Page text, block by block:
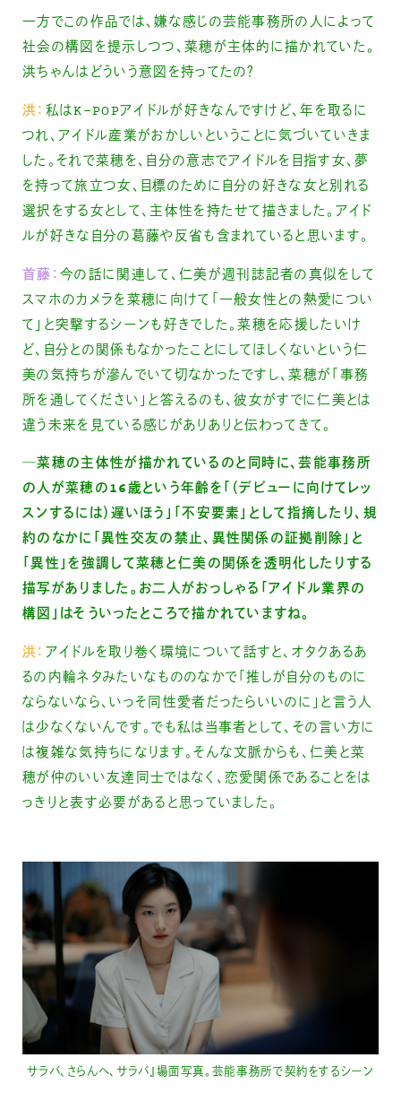
一方でこの作品では、嫌な感じの芸能事務所の人によって
社会の構図を提示しつつ、菜穂が主体的に描かれていた。
洪ちゃんはどういう意図を持ってたの？
洪： 私はK-POPアイドルが好きなんですけど、年を取るに
つれ、アイドル産業がおかしいということに気づいていきま
した。それで菜穂を、自分の意志でアイドルを目指す女、夢
を持って旅立つ女、目標のために自分の好きな女と別れる
選択をする女として、主体性を持たせて描きました。アイド
ルが好きな自分の葛藤や反省も含まれていると思います。
首藤：今の話に関連して、仁美が週刊誌記者の真似をして
スマホのカメラを菜穂に向けて「一般女性との熱愛につい
て」と突撃するシーンも好きでした。菜穂を応援したいけ
ど、自分との関係もなかったことにしてほしくないという仁
美の気持ちが滲んでいて切なかったですし、菜穂が「事務
所を通してください」と答えるのも、彼女がすでに仁美とは
違う未来を見ている感じがありありと伝わってきて。
─菜穂の主体性が描かれているのと同時に、芸能事務所
の人が菜穂の16歳という年齢を「（デビューに向けてレッ
スンするには）遅いほう」「不安要素」として指摘したり、規
約のなかに「異性交友の禁止、異性関係の証拠削除」と
「異性」を強調して菜穂と仁美の関係を透明化したりする
描写がありました。お二人がおっしゃる「アイドル業界の
構図」はそういったところで描かれていますね。
洪： アイドルを取り巻く環境について話すと、オタクあるあ
るの内輪ネタみたいなもののなかで「推しが自分のものに
ならないなら、いっそ同性愛者だったらいいのに」と言う人
は少なくないんです。でも私は当事者として、その言い方に
は複雑な気持ちになります。そんな文脈からも、仁美と菜
穂が仲のいい友達同士ではなく、恋愛関係であることをは
っきりと表す必要があると思っていました。
サラバ、さらんへ、サラバ』場面写真。芸能事務所で契約をするシーン